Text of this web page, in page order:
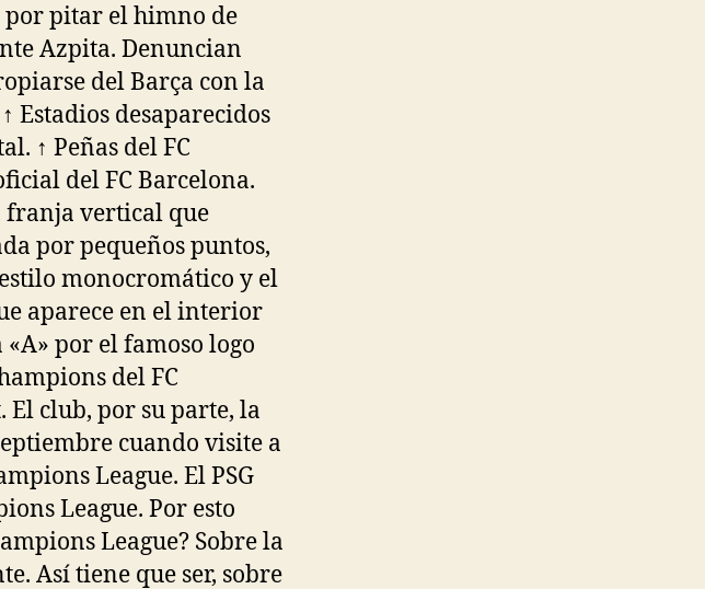
por pitar el himno de
Azpita. Denuncian
del Barça con la
desaparecidos
↑ Peñas del FC
del FC Barcelona.
franja vertical que
por pequeños puntos,
monocromático y el
aparece en el interior
por el famoso logo
del FC
El club, por su parte, la
cuando visite a
League. El PSG
League. Por esto
League? Sobre la
Así tiene que ser, sobre